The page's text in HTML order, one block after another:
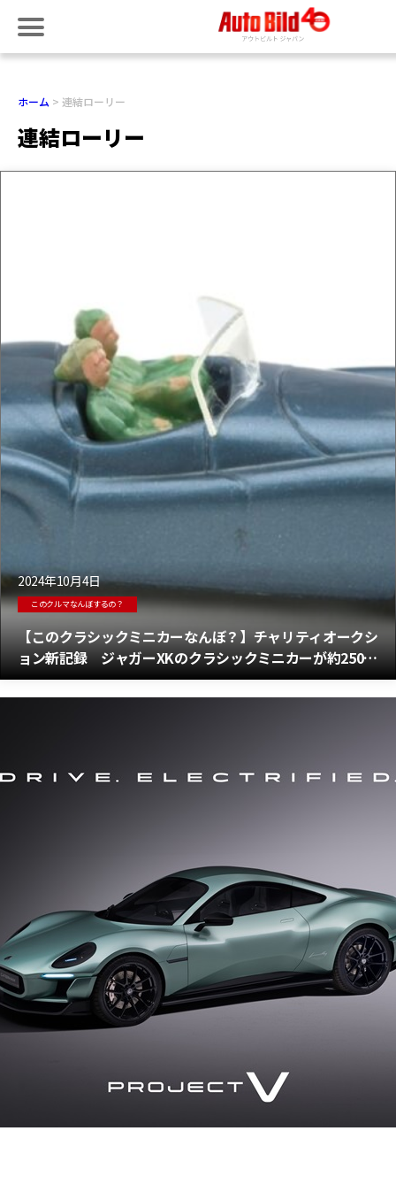
ホーム 連結ローリー
連結ローリー
2024年10月4日
このクルマなんぼするの？
【このクラシックミニカーなんぼ？】チャリティオークシ
ョン新記録 ジャガーXKのクラシックミニカーが約250万
円で落札！